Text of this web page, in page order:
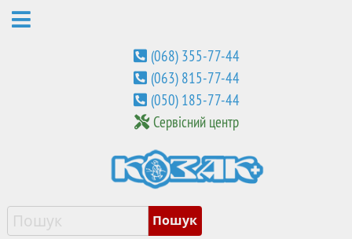
(068) 355-77-44
(063) 815-77-44
(050) 185-77-44
Сервісний центр